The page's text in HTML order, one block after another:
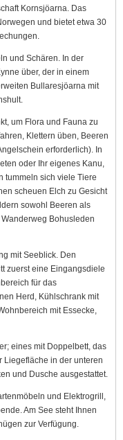
Kornsjöarna. Das
und bietet etwa 30
und Schären. In der
über, der in einem
Bullaresjöarna mit
um Flora und Fauna zu
Klettern üben, Beeren
erforderlich). In
oder Ihr eigenes Kanu,
tummeln sich viele Tiere
scheuen Elch zu Gesicht
sowohl Beeren als
Bohusleden
mit Seeblick. Den
zuerst eine Eingangsdiele
für das
Herd, Kühlschrank mit
mit Essecke,
eines mit Doppelbett, das
Liegefläche in der unteren
und Dusche ausgestattet.
und Elektrogrill,
Am See steht Ihnen
zur Verfügung.